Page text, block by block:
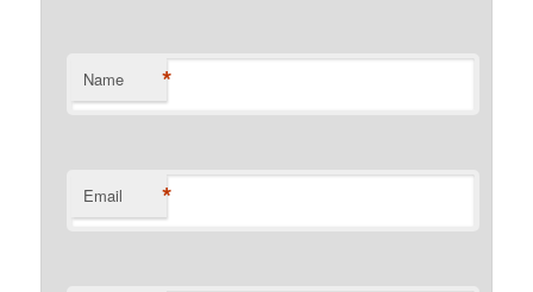
Name *
Email *